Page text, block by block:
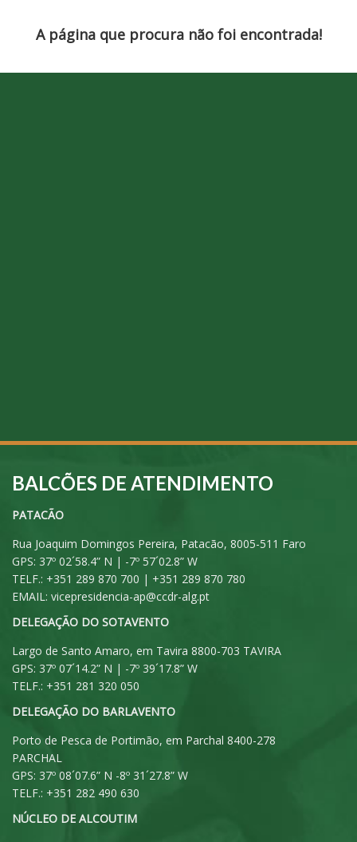
A página que procura não foi encontrada!
BALCÕES DE ATENDIMENTO
PATACÃO
Rua Joaquim Domingos Pereira, Patacão, 8005-511 Faro
GPS: 37º 02´58.4” N | -7º 57´02.8” W
TELF.: +351 289 870 700 | +351 289 870 780
EMAIL: vicepresidencia-ap@ccdr-alg.pt
DELEGAÇÃO DO SOTAVENTO
Largo de Santo Amaro, em Tavira 8800-703 TAVIRA
GPS: 37º 07´14.2” N | -7º 39´17.8” W
TELF.: +351 281 320 050
DELEGAÇÃO DO BARLAVENTO
Porto de Pesca de Portimão, em Parchal 8400-278
PARCHAL
GPS: 37º 08´07.6” N -8º 31´27.8” W
TELF.: +351 282 490 630
NÚCLEO DE ALCOUTIM